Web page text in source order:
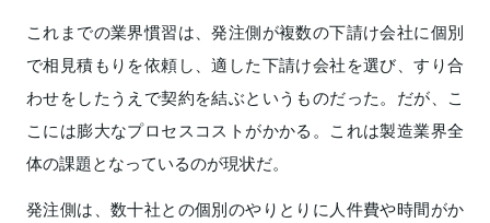
これまでの業界慣習は、発注側が複数の下請け会社に個別
で相見積もりを依頼し、適した下請け会社を選び、すり合
わせをしたうえで契約を結ぶというものだった。だが、こ
こには膨大なプロセスコストがかかる。これは製造業界全
体の課題となっているのが現状だ。
発注側は、数十社との個別のやりとりに人件費や時間がか